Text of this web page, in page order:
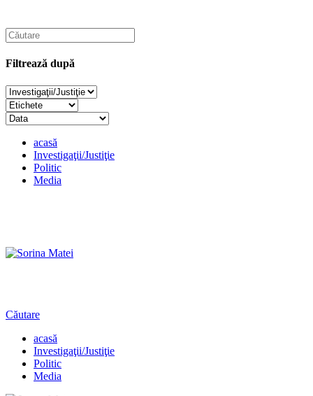
Filtrează după
acasă
Investigaţii/Justiţie
Politic
Media
Căutare
acasă
Investigaţii/Justiţie
Politic
Media